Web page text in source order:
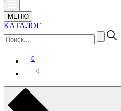
МЕНЮ
КАТАЛОГ
0
0